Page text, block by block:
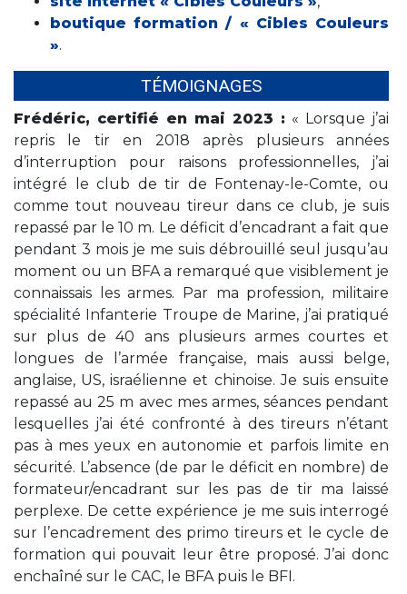
boutique formation / « Cibles Couleurs
».
TÉMOIGNAGES
Frédéric, certifié en mai 2023 : « Lorsque j’ai
repris le tir en 2018 après plusieurs années
d’interruption pour raisons professionnelles, j’ai
intégré le club de tir de Fontenay-le-Comte, ou
comme tout nouveau tireur dans ce club, je suis
repassé par le 10 m. Le déficit d’encadrant a fait que
pendant 3 mois je me suis débrouillé seul jusqu’au
moment ou un BFA a remarqué que visiblement je
connaissais les armes. Par ma profession, militaire
spécialité Infanterie Troupe de Marine, j’ai pratiqué
sur plus de 40 ans plusieurs armes courtes et
longues de l’armée française, mais aussi belge,
anglaise, US, israélienne et chinoise. Je suis ensuite
repassé au 25 m avec mes armes, séances pendant
lesquelles j’ai été confronté à des tireurs n’étant
pas à mes yeux en autonomie et parfois limite en
sécurité. L’absence (de par le déficit en nombre) de
formateur/encadrant sur les pas de tir ma laissé
perplexe. De cette expérience je me suis interrogé
sur l’encadrement des primo tireurs et le cycle de
formation qui pouvait leur être proposé. J’ai donc
enchaîné sur le CAC, le BFA puis le BFI.